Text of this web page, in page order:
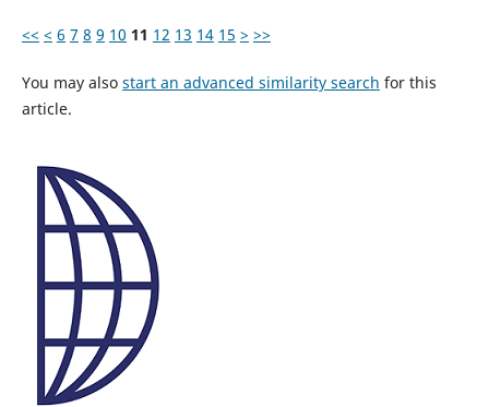
<< < 6 7 8 9 10 11 12 13 14 15 > >>
You may also start an advanced similarity search for this
article.